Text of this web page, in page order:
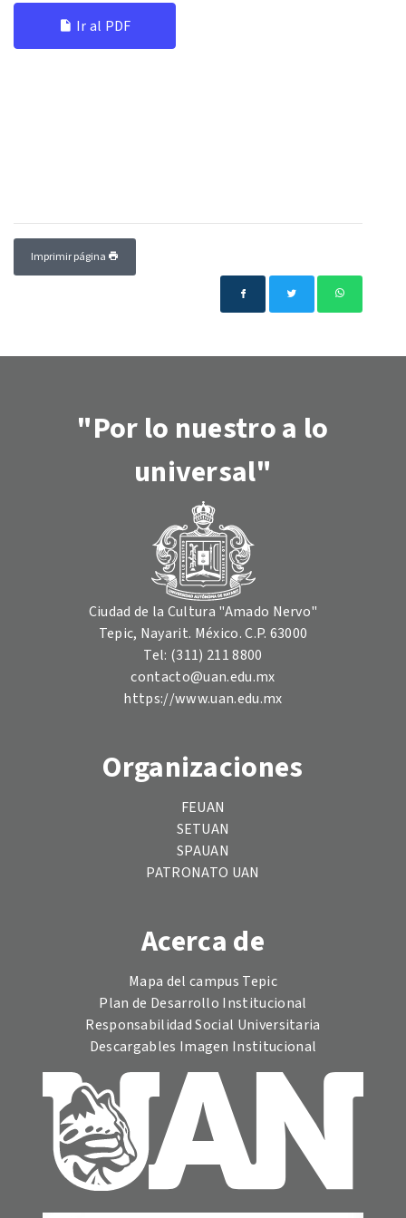
Ir al PDF
Imprimir página
"Por lo nuestro a lo
universal"
Ciudad de la Cultura "Amado Nervo"
Tepic, Nayarit. México. C.P. 63000
Tel: (311) 211 8800
contacto@uan.edu.mx
https://www.uan.edu.mx
Organizaciones
FEUAN
SETUAN
SPAUAN
PATRONATO UAN
Acerca de
Mapa del campus Tepic
Plan de Desarrollo Institucional
Responsabilidad Social Universitaria
Descargables Imagen Institucional